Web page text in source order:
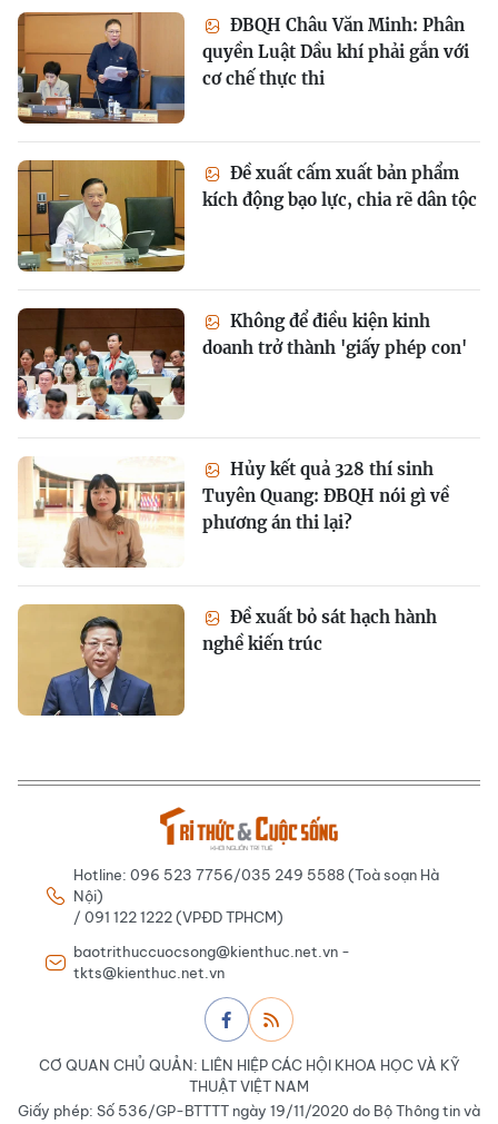
ĐBQH Châu Văn Minh: Phân
quyền Luật Dầu khí phải gắn với
cơ chế thực thi
Đề xuất cấm xuất bản phẩm
kích động bạo lực, chia rẽ dân tộc
Không để điều kiện kinh
doanh trở thành 'giấy phép con'
Hủy kết quả 328 thí sinh
Tuyên Quang: ĐBQH nói gì về
phương án thi lại?
Đề xuất bỏ sát hạch hành
nghề kiến trúc
Hotline: 096 523 7756/035 249 5588 (Toà soạn Hà
Nội)
/ 091 122 1222 (VPĐD TPHCM)
baotrithuccuocsong@kienthuc.net.vn -
tkts@kienthuc.net.vn
CƠ QUAN CHỦ QUẢN: LIÊN HIỆP CÁC HỘI KHOA HỌC VÀ KỸ
THUẬT VIỆT NAM
Giấy phép: Số 536/GP-BTTTT ngày 19/11/2020 do Bộ Thông tin và